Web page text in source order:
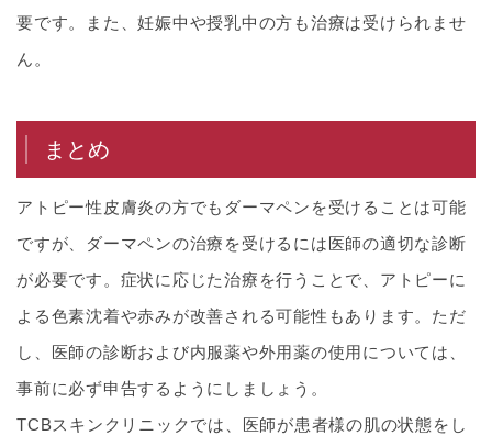
要です。また、妊娠中や授乳中の方も治療は受けられませ
ん。
まとめ
アトピー性皮膚炎の方でもダーマペンを受けることは可能
ですが、ダーマペンの治療を受けるには医師の適切な診断
が必要です。症状に応じた治療を行うことで、アトピーに
よる色素沈着や赤みが改善される可能性もあります。ただ
し、医師の診断および内服薬や外用薬の使用については、
事前に必ず申告するようにしましょう。
TCBスキンクリニックでは、医師が患者様の肌の状態をし